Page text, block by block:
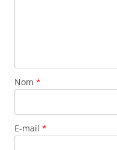
Nom *
E-mail *